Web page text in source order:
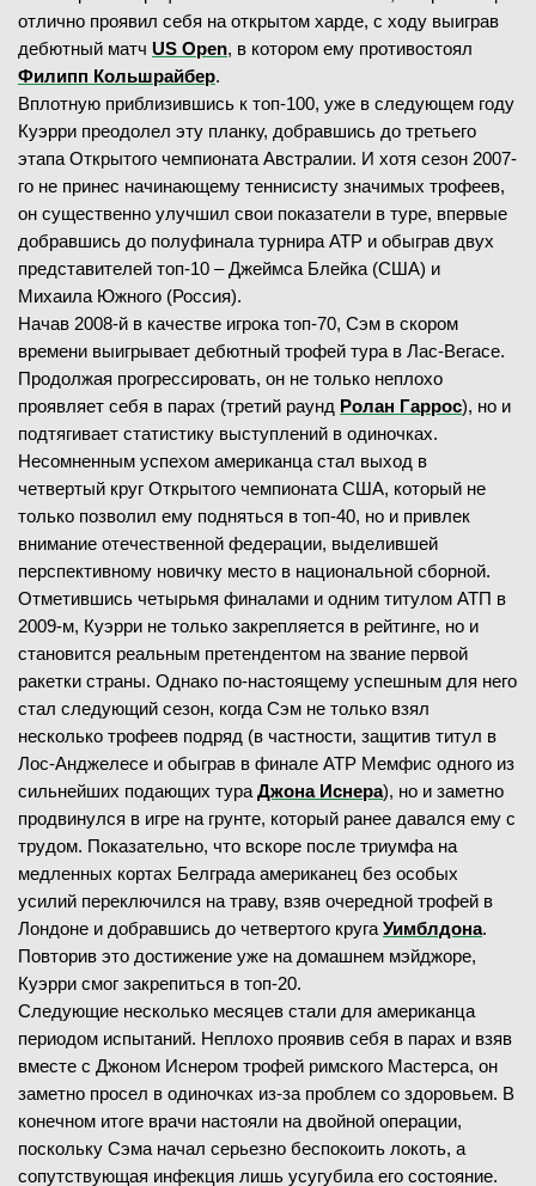
отлично проявил себя на открытом харде, с ходу выиграв
дебютный матч US Open, в котором ему противостоял
Филипп Кольшрайбер.
Вплотную приблизившись к топ-100, уже в следующем году
Куэрри преодолел эту планку, добравшись до третьего
этапа Открытого чемпионата Австралии. И хотя сезон 2007-
го не принес начинающему теннисисту значимых трофеев,
он существенно улучшил свои показатели в туре, впервые
добравшись до полуфинала турнира ATP и обыграв двух
представителей топ-10 – Джеймса Блейка (США) и
Михаила Южного (Россия).
Начав 2008-й в качестве игрока топ-70, Сэм в скором
времени выигрывает дебютный трофей тура в Лас-Вегасе.
Продолжая прогрессировать, он не только неплохо
проявляет себя в парах (третий раунд Ролан Гаррос), но и
подтягивает статистику выступлений в одиночках.
Несомненным успехом американца стал выход в
четвертый круг Открытого чемпионата США, который не
только позволил ему подняться в топ-40, но и привлек
внимание отечественной федерации, выделившей
перспективному новичку место в национальной сборной.
Отметившись четырьмя финалами и одним титулом АТП в
2009-м, Куэрри не только закрепляется в рейтинге, но и
становится реальным претендентом на звание первой
ракетки страны. Однако по-настоящему успешным для него
стал следующий сезон, когда Сэм не только взял
несколько трофеев подряд (в частности, защитив титул в
Лос-Анджелесе и обыграв в финале ATP Мемфис одного из
сильнейших подающих тура Джона Иснера), но и заметно
продвинулся в игре на грунте, который ранее давался ему с
трудом. Показательно, что вскоре после триумфа на
медленных кортах Белграда американец без особых
усилий переключился на траву, взяв очередной трофей в
Лондоне и добравшись до четвертого круга Уимблдона.
Повторив это достижение уже на домашнем мэйджоре,
Куэрри смог закрепиться в топ-20.
Следующие несколько месяцев стали для американца
периодом испытаний. Неплохо проявив себя в парах и взяв
вместе с Джоном Иснером трофей римского Мастерса, он
заметно просел в одиночках из-за проблем со здоровьем. В
конечном итоге врачи настояли на двойной операции,
поскольку Сэма начал серьезно беспокоить локоть, а
сопутствующая инфекция лишь усугубила его состояние.